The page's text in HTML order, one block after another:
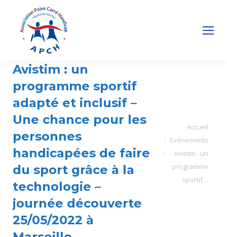
Avistim : un
programme sportif
adapté et inclusif –
Une chance pour les
personnes
handicapées de faire
du sport grâce à la
technologie –
journée découverte
25/05/2022 à
Vous êtes ici :Accueil
Evénements
Avistim : un
programme
sportif…